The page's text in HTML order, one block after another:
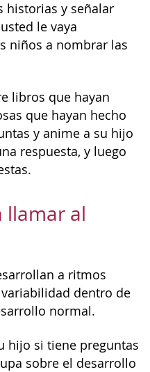
historias y señalar
le vaya
niños a nombrar las
libros que hayan
que hayan hecho
y anime a su hijo
respuesta, y luego
llamar al
a ritmos
dentro de
normal.
hijo si tiene preguntas
sobre el desarrollo